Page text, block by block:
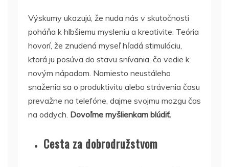
Výskumy ukazujú, že nuda nás v skutočnosti
poháňa k hlbšiemu mysleniu a kreativite. Teória
hovorí, že znudená myseľ hľadá stimuláciu,
ktorá ju posúva do stavu snívania, čo vedie k
novým nápadom. Namiesto neustáleho
snaženia sa o produktivitu alebo strávenia času
prevažne na telefóne, dajme svojmu mozgu čas
na oddych. Dovoľme myšlienkam blúdiť.
Cesta za dobrodružstvom